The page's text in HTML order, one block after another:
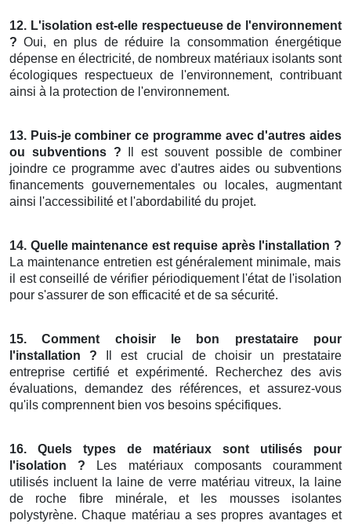
12. L'isolation est-elle respectueuse de l'environnement
? Oui, en plus de réduire la consommation énergétique
dépense en électricité, de nombreux matériaux isolants sont
écologiques respectueux de l'environnement, contribuant
ainsi à la protection de l'environnement.
13. Puis-je combiner ce programme avec d'autres aides
ou subventions ? Il est souvent possible de combiner
joindre ce programme avec d'autres aides ou subventions
financements gouvernementales ou locales, augmentant
ainsi l'accessibilité et l'abordabilité du projet.
14. Quelle maintenance est requise après l'installation ?
La maintenance entretien est généralement minimale, mais
il est conseillé de vérifier périodiquement l'état de l'isolation
pour s'assurer de son efficacité et de sa sécurité.
15. Comment choisir le bon prestataire pour
l'installation ? Il est crucial de choisir un prestataire
entreprise certifié et expérimenté. Recherchez des avis
évaluations, demandez des références, et assurez-vous
qu'ils comprennent bien vos besoins spécifiques.
16. Quels types de matériaux sont utilisés pour
l'isolation ? Les matériaux composants couramment
utilisés incluent la laine de verre matériau vitreux, la laine
de roche fibre minérale, et les mousses isolantes
polystyrène. Chaque matériau a ses propres avantages et